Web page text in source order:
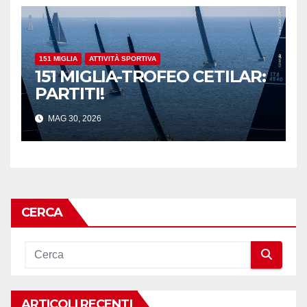
151 MIGLIA ATTIVITÀ SPORTIVA
151 MIGLIA-TROFEO CETILAR:
PARTITI!
MAG 30, 2026
CERCA